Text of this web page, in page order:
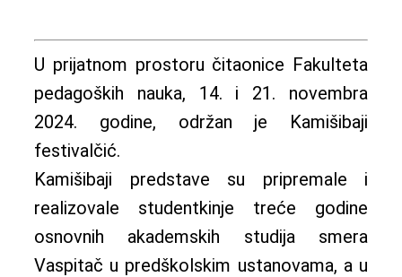
U prijatnom prostoru čitaonice Fakulteta
pedagoških nauka, 14. i 21. novembra
2024. godine, održan je Kamišibaji
festivalčić.
Kamišibaji predstave su pripremale i
realizovale studentkinje treće godine
osnovnih akademskih studija smera
Vaspitač u predškolskim ustanovama, a u